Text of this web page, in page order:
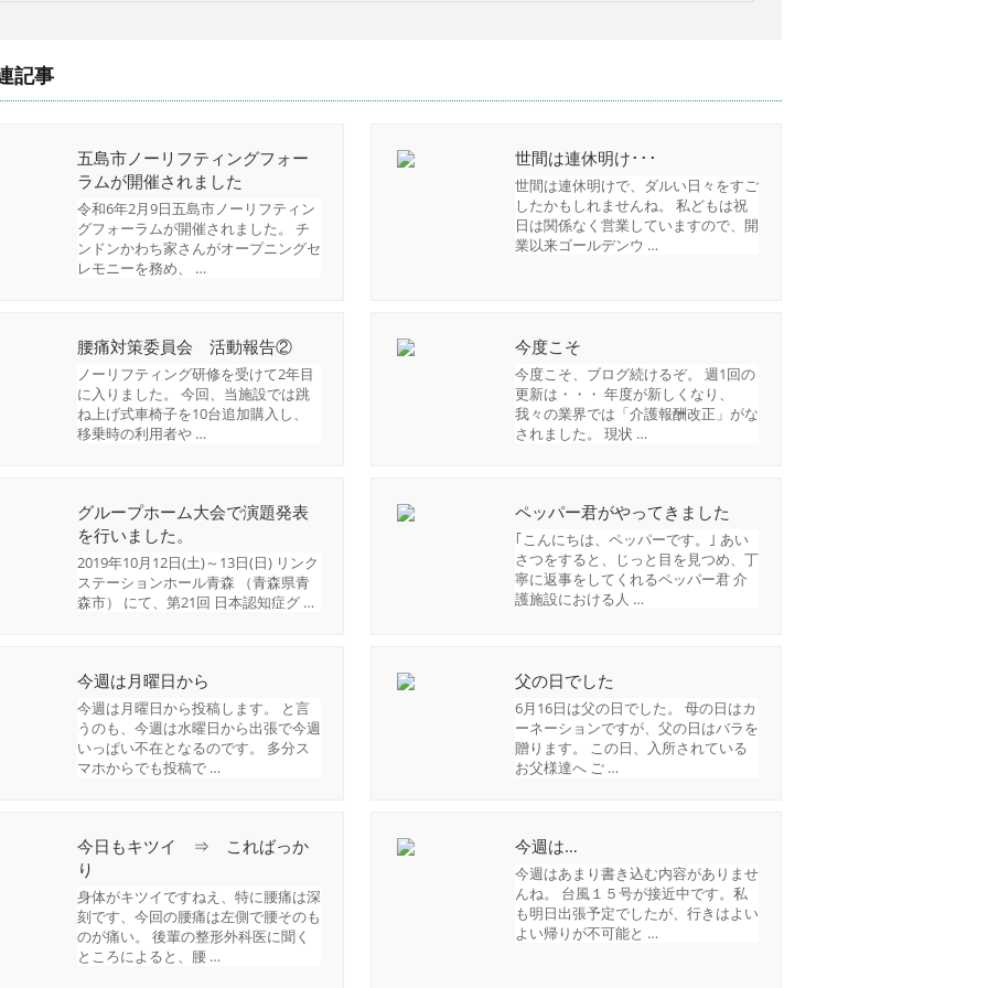
記事
五島市ノーリフティングフォー
ラムが開催されました
令和6年2月9日五島市ノーリフティン
グフォーラムが開催されました。 チ
ンドンかわち家さんがオープニングセ
レモニーを務め、 …
世間は連休明け･･･
世間は連休明けで、ダルい日々をすご
したかもしれませんね。 私どもは祝
日は関係なく営業していますので、開
業以来ゴールデンウ …
腰痛対策委員会 活動報告②
ノーリフティング研修を受けて2年目
に入りました。 今回、当施設では跳
ね上げ式車椅子を10台追加購入し、
移乗時の利用者や …
今度こそ
今度こそ、ブログ続けるぞ。 週1回の
更新は・・・ 年度が新しくなり、
我々の業界では「介護報酬改正」がな
されました。 現状 …
グループホーム大会で演題発表
を行いました。
2019年10月12日(土)～13日(日) リンク
ステーションホール青森 （青森県青
森市） にて、第21回 日本認知症グ …
ペッパー君がやってきました
｢こんにちは、ペッパーです。｣ あい
さつをすると、じっと目を見つめ、丁
寧に返事をしてくれるペッパー君 介
護施設における人 …
今週は月曜日から
今週は月曜日から投稿します。 と言
うのも、今週は水曜日から出張で今週
いっぱい不在となるのです。 多分ス
マホからでも投稿で …
父の日でした
6月16日は父の日でした。 母の日はカ
ーネーションですが、父の日はバラを
贈ります。 この日、入所されている
お父様達へ ご …
今日もキツイ ⇒ こればっか
り
身体がキツイですねえ、特に腰痛は深
刻です、今回の腰痛は左側で腰そのも
のが痛い。 後輩の整形外科医に聞く
ところによると、腰 …
今週は…
今週はあまり書き込む内容がありませ
んね。 台風１５号が接近中です。私
も明日出張予定でしたが、行きはよい
よい帰りが不可能と …